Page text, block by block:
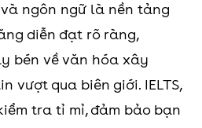
ngôn ngữ là nền tảng
diễn đạt rõ ràng,
bén về văn hóa xây
vượt qua biên giới. IELTS,
tra tỉ mỉ, đảm bảo bạn